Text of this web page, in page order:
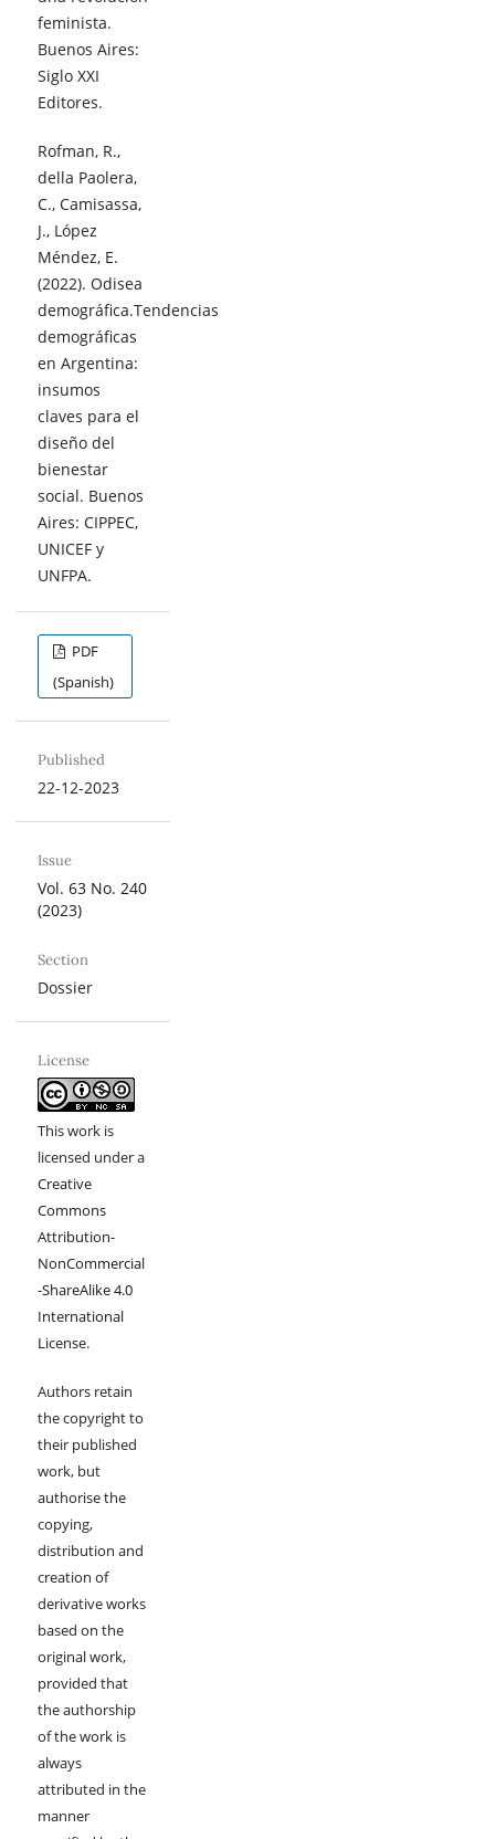
feminista.
Buenos Aires:
Siglo XXI
Editores.
Rofman, R.,
della Paolera,
C., Camisassa,
J., López
Méndez, E.
(2022). Odisea
demográfica.Tendencias
demográficas
en Argentina:
insumos
claves para el
diseño del
bienestar
social. Buenos
Aires: CIPPEC,
UNICEF y
UNFPA.
PDF
(Spanish)
Published
22-12-2023
Issue
Vol. 63 No. 240
(2023)
Section
Dossier
License
This work is
licensed under a
Creative
Commons
Attribution-
NonCommercial
-ShareAlike 4.0
International
License.
Authors retain
the copyright to
their published
work, but
authorise the
copying,
distribution and
creation of
derivative works
based on the
original work,
provided that
the authorship
of the work is
always
attributed in the
manner